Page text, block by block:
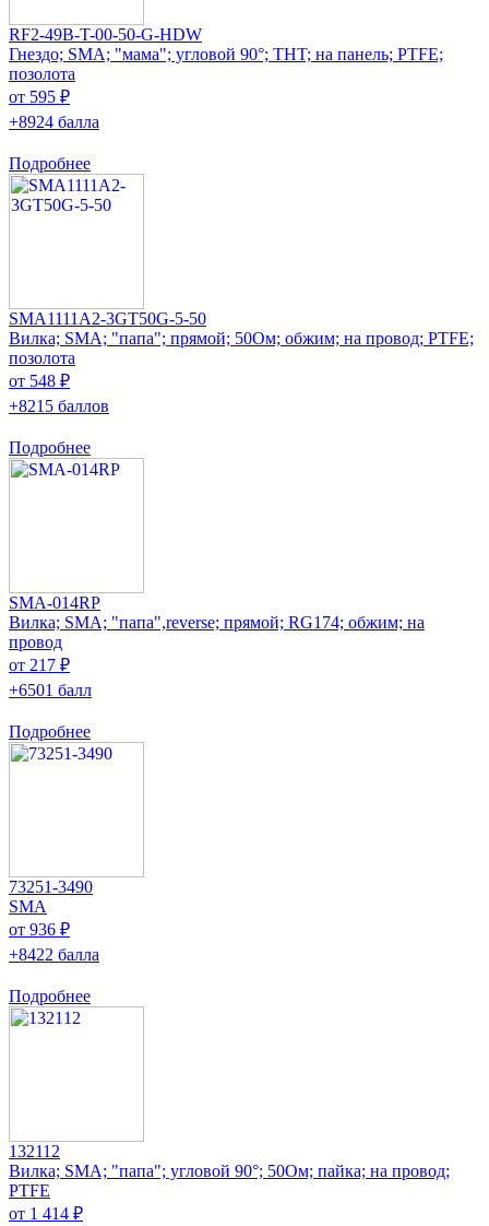
RF2-49B-T-00-50-G-HDW
Гнездо; SMA; "мама"; угловой 90°; THT; на панель; PTFE;
позолота
от 595 ₽
+8924 балла
Подробнее
SMA1111A2-3GT50G-5-50
Вилка; SMA; "папа"; прямой; 50Ом; обжим; на провод; PTFE;
позолота
от 548 ₽
+8215 баллов
Подробнее
SMA-014RP
Вилка; SMA; "папа",reverse; прямой; RG174; обжим; на
провод
от 217 ₽
+6501 балл
Подробнее
73251-3490
SMA
от 936 ₽
+8422 балла
Подробнее
132112
Вилка; SMA; "папа"; угловой 90°; 50Ом; пайка; на провод;
PTFE
от 1 414 ₽